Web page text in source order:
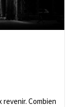
revenir. Combien